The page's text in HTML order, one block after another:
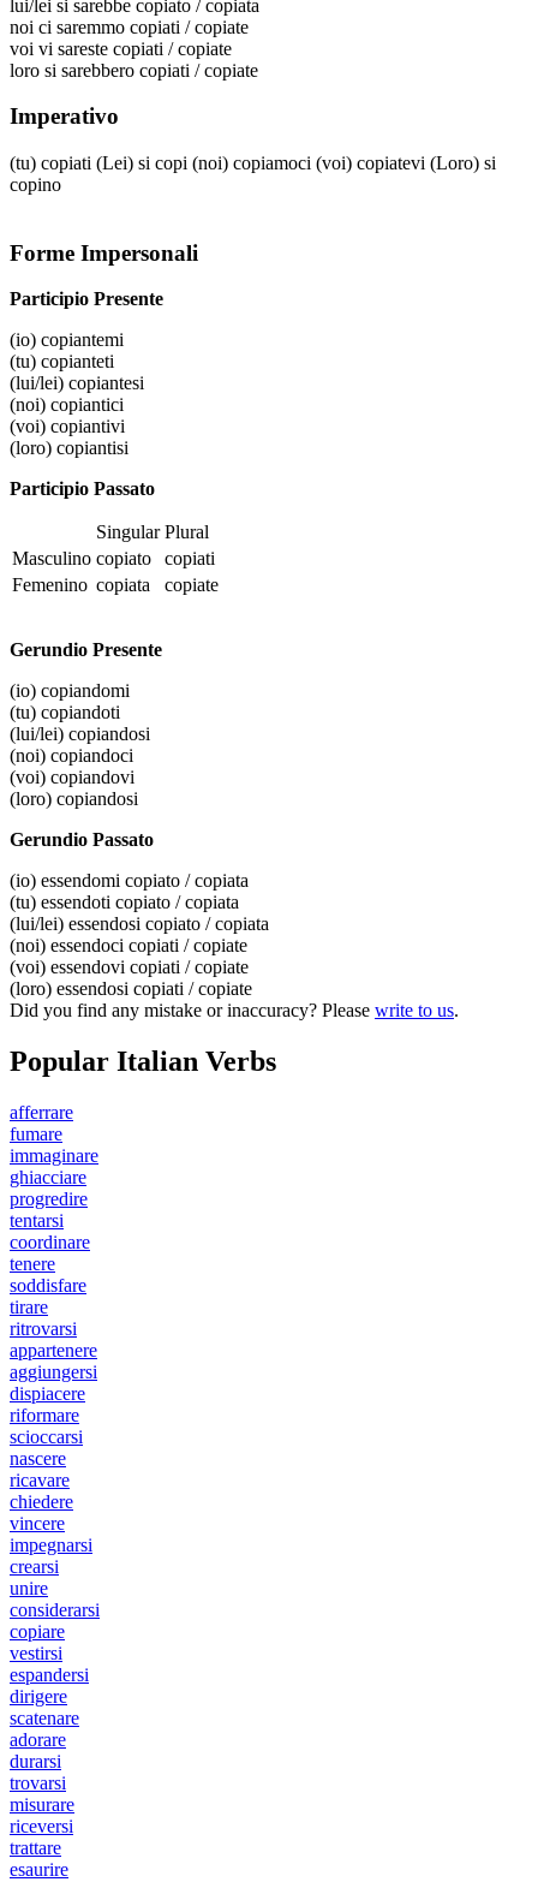
lui/lei si sarebbe copiato / copiata
noi ci saremmo copiati / copiate
voi vi sareste copiati / copiate
loro si sarebbero copiati / copiate
Imperativo
(tu) copiati (Lei) si copi (noi) copiamoci (voi) copiatevi (Loro) si
copino
Forme Impersonali
Participio Presente
(io) copiantemi
(tu) copianteti
(lui/lei) copiantesi
(noi) copiantici
(voi) copiantivi
(loro) copiantisi
Participio Passato
Singular Plural
Masculino copiato
copiati
Femenino copiata copiate
Gerundio Presente
(io) copiandomi
(tu) copiandoti
(lui/lei) copiandosi
(noi) copiandoci
(voi) copiandovi
(loro) copiandosi
Gerundio Passato
(io) essendomi copiato / copiata
(tu) essendoti copiato / copiata
(lui/lei) essendosi copiato / copiata
(noi) essendoci copiati / copiate
(voi) essendovi copiati / copiate
(loro) essendosi copiati / copiate
Did you find any mistake or inaccuracy? Please write to us.
Popular Italian Verbs
afferrare
fumare
immaginare
ghiacciare
progredire
tentarsi
coordinare
tenere
soddisfare
tirare
ritrovarsi
appartenere
aggiungersi
dispiacere
riformare
scioccarsi
nascere
ricavare
chiedere
vincere
impegnarsi
crearsi
unire
considerarsi
copiare
vestirsi
espandersi
dirigere
scatenare
adorare
durarsi
trovarsi
misurare
riceversi
trattare
esaurire